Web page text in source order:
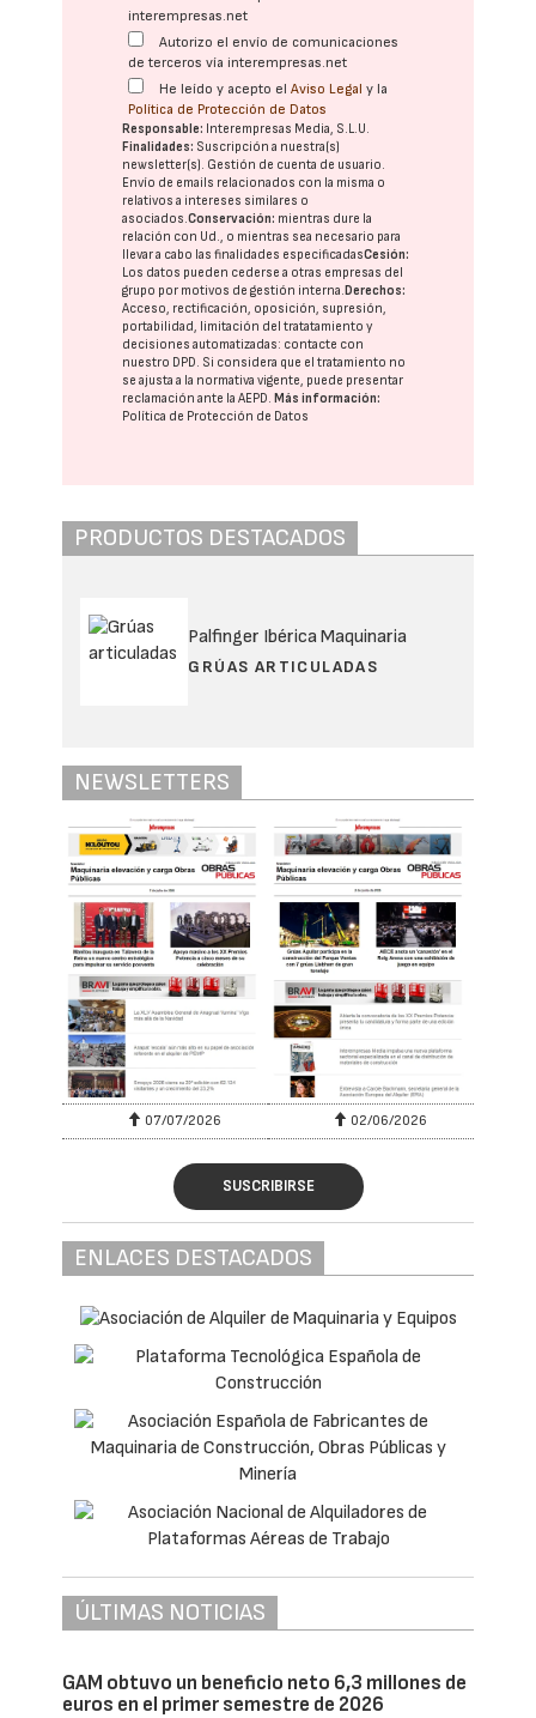
interempresas.net
Autorizo el envío de comunicaciones
de terceros vía interempresas.net
He leído y acepto elAviso Legal y la
Política de Protección de Datos
Responsable: Interempresas Media, S.L.U.
Finalidades: Suscripción a nuestra(s)
newsletter(s). Gestión de cuenta de usuario.
Envío de emails relacionados con la misma o
relativos a intereses similares o
asociados.Conservación: mientras dure la
relación con Ud., o mientras sea necesario para
llevar a cabo las finalidades especificadasCesión:
Los datos pueden cederse a otras empresas del
grupo por motivos de gestión interna.Derechos:
Acceso, rectificación, oposición, supresión,
portabilidad, limitación del tratatamiento y
decisiones automatizadas: contacte con
nuestro DPD . Si considera que el tratamiento no
se ajusta a la normativa vigente, puede presentar
reclamación ante laAEPD .Más información:
Política de Protección de Datos
PRODUCTOS DESTACADOS
Palfinger Ibérica Maquinaria
GRÚAS ARTICULADAS
NEWSLETTERS
07/07/2026 02/06/2026
SUSCRIBIRSE
ENLACES DESTACADOS
ÚLTIMAS NOTICIAS
GAM obtuvo un beneficio neto 6,3 millones de
euros en el primer semestre de 2026